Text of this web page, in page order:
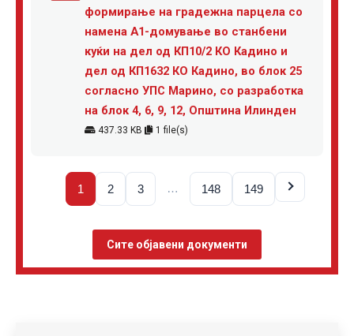
формирање на градежна парцела со
намена А1-домување во станбени
куќи на дел од КП10/2 КО Кадино и
дел од КП1632 КО Кадино, во блок 25
согласно УПС Марино, со разработка
на блок 4, 6, 9, 12, Општина Илинден
437.33 KB 1 file(s)
1 2 3 … 148 149
Сите објавени документи